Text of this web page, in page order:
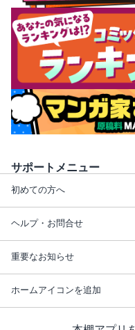
サポートメニュー
初めての方へ
ヘルプ・お問合せ
重要なお知らせ
ホームアイコンを追加